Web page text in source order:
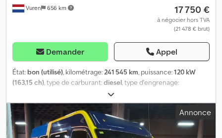
Vuren 656 km 17 750 €
à négocier hors TVA
(21 478 € brut)
Demander Appel
État: bon (utilisé), kilométrage:241 545 km, puissance:120 kW
(163,15 ch), type de carburant:diesel, type d'engrenage:
, configuration d'essieux:
mm, première immatriculation:01/2020, longueur de l'espace de
chargement:
1 250 mm, largeur de l’espace de chargement:1 480
mm, hauteur de l'espace de chargement:470 mm
, classe
d'émission:Euro 6, couleur:vert , cabine conducteur:
Annonce